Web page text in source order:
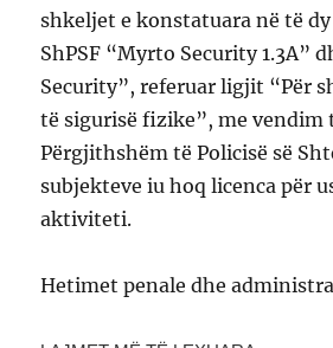
shkeljet e konstatuara në të
ShPSF “Myrto Security 1.3A”
Security”, referuar ligjit “Për
të sigurisë fizike”, me vendim
Përgjithshëm të Policisë së
subjekteve iu hoq licenca për
aktiviteti.
Hetimet penale dhe